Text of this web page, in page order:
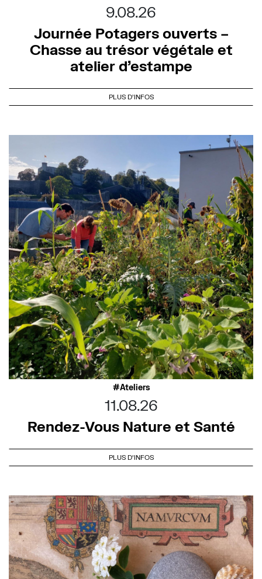
9.08.26
Journée Potagers ouverts –
Chasse au trésor végétale et
atelier d’estampe
PLUS D'INFOS
Ateliers
11.08.26
Rendez-Vous Nature et Santé
PLUS D'INFOS